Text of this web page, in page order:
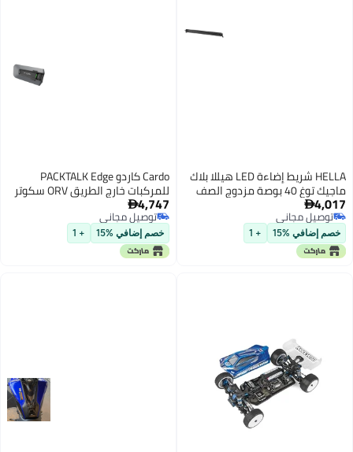
HELLA شريط إضاءة LED هيللا بلاك
ماجيك توغ 40 بوصة مزدوج الصف
للأداء العالي للسيارات الدفع الرباعي
وجيب والجرارات
4,017
توصيل مجاني
توصيل مجاني
خصم إضافي %15 + 1
Cardo كاردو PACKTALK Edge
للمركبات خارج الطريق ORV سكوتر
التضاريس حزمة مزدوجة سوداء
4,747
توصيل مجاني
توصيل مجاني
خصم إضافي %15 + 1